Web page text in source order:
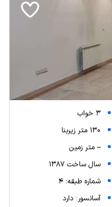
3 خواب
130 متر زیربنا
-- متر زمین
سال ساخت 1387
شماره طبقه: 4
آسانسور: دارد